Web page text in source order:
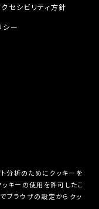
セシビリティ方針
シー
4-1
分析のためにクッキーを
ッキーの使用を許可したこ
ブラウザの設定からクッ